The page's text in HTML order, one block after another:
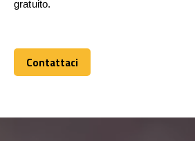
gratuito.
Contattaci
Contattaci